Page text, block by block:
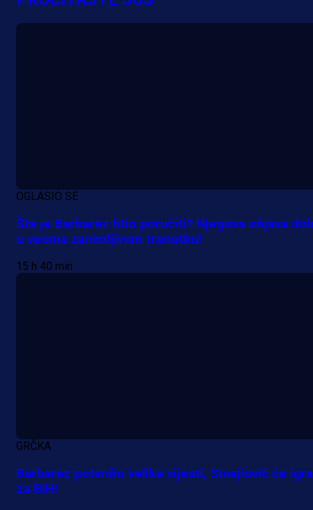
zanimljivom trenutku!
MrBit: Isprati kvalifikacije za
bonus dobrodošlice!
OGLASIO SE
Šta je Barbarez htio poručiti? Njegova objava
u veoma zanimljivom trenutku!
15 h 40 min
GRČKA
Barbarez potvrdio velike vijesti, Smajlović će
za BiH!